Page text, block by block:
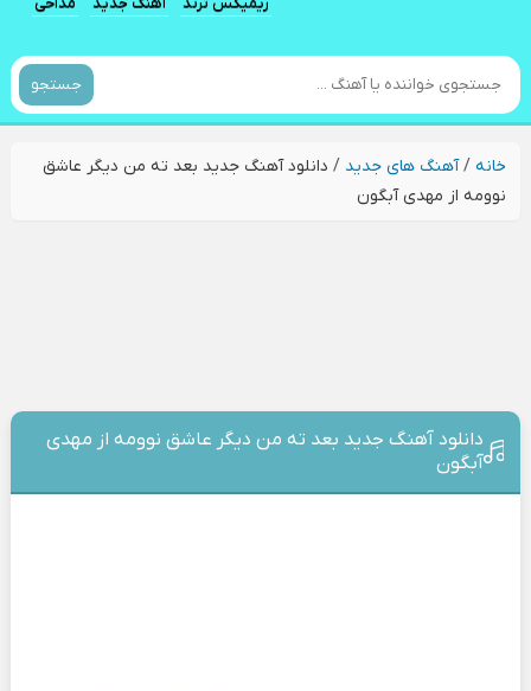
جستجو
خانه/آهنگ های جدید / دانلود آهنگ جدید بعد ته من دیگر عاشق
نوومه از مهدی آبگون
دانلود آهنگ جدید بعد ته من دیگر عاشق نوومه از مهدی
آبگون